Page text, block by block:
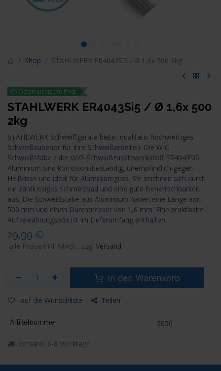
Shop STAHLWERK ER4043Si5 / Ø 1,6x 500 2kg
📦 Österreichische Post
STAHLWERK ER4043Si5 / Ø 1,6x 500
2kg
STAHLWERK Schweißgeräte bietet qualitativ hochwertiges
Schweißzubehör für Ihre Schweißarbeiten. Die WIG
Schweißstäbe / der WIG-Schweißzusatzwerkstoff ER4043Si5
Aluminium sind korrosionsbeständig, unempfindlich gegen
Heißrisse und ideal für Aluminiumguss. Sie zeichnen sich durch
ein zähflüssiges Schmelzbad und eine gute Beherrschbarkeit
aus. Die Schweißstäbe aus Aluminium haben eine Länge von
500 mm und einen Durchmesser von 1,6 mm. Eine praktische
Aufbewahrungsbox ist im Lieferumfang enthalten.
29,99 €
alle Preise inkl. MwSt., zzgl Versand
in den Warenkorb
auf die Wunschliste Teilen
Artikelnummer 5650
Versand: 6-8 Werktage